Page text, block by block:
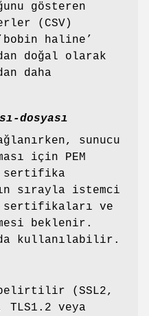
gösteren
(CSV)
haline’
doğal olarak
daha
dosyası
sunucu
için PEM
sertifika
sırayla istemci
sertifikaları ve
beklenir.
kullanılabilir.
belirtilir (SSL2,
TLS1.2 veya